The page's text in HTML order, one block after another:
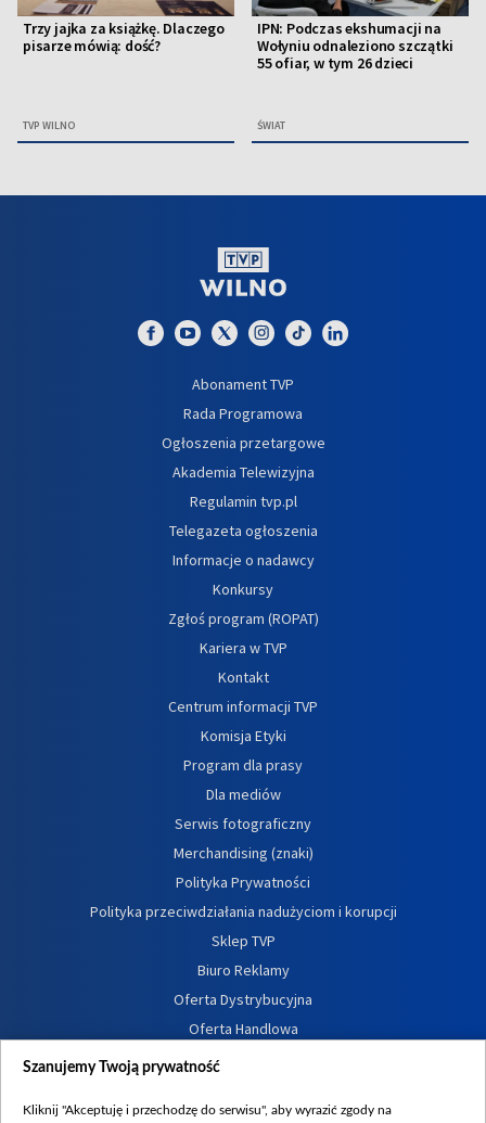
Trzy jajka za książkę. Dlaczego
pisarze mówią: dość?
TVP WILNO
IPN: Podczas ekshumacji na
Wołyniu odnaleziono szczątki
55 ofiar, w tym 26 dzieci
ŚWIAT
Abonament TVP
Rada Programowa
Ogłoszenia przetargowe
Akademia Telewizyjna
Regulamin tvp.pl
Telegazeta ogłoszenia
Informacje o nadawcy
Konkursy
Zgłoś program (ROPAT)
Kariera w TVP
Kontakt
Centrum informacji TVP
Komisja Etyki
Program dla prasy
Dla mediów
Serwis fotograficzny
Merchandising (znaki)
Polityka Prywatności
Polityka przeciwdziałania nadużyciom i korupcji
Sklep TVP
Biuro Reklamy
Oferta Dystrybucyjna
Oferta Handlowa
Dostępność
Procedura zgłoszeń wewnętrznych
Szanujemy Twoją prywatność
Kliknij "Akceptuję i przechodzę do serwisu", aby wyrazić zgody na